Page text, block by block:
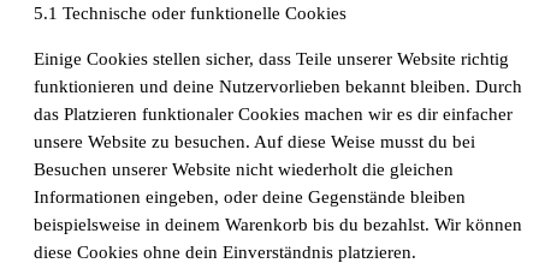
Arbeitsbedingungen in der Pflege in der
5.1 Technische oder funktionelle Cookies
Einige Cookies stellen sicher, dass Teile unserer Website richtig
funktionieren und deine Nutzervorlieben bekannt bleiben. Durch
das Platzieren funktionaler Cookies machen wir es dir einfacher
unsere Website zu besuchen. Auf diese Weise musst du bei
Besuchen unserer Website nicht wiederholt die gleichen
Informationen eingeben, oder deine Gegenstände bleiben
beispielsweise in deinem Warenkorb bis du bezahlst. Wir können
diese Cookies ohne dein Einverständnis platzieren.